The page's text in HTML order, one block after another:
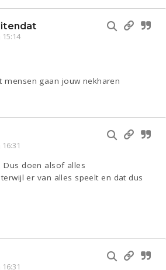
mensen gaan jouw nekharen
Dus doen alsof alles
er van alles speelt en dat dus